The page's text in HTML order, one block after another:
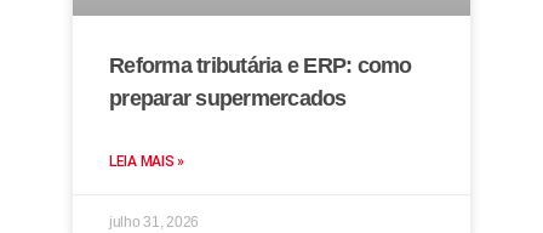
Reforma tributária e ERP: como
preparar supermercados
LEIA MAIS »
julho 31, 2026